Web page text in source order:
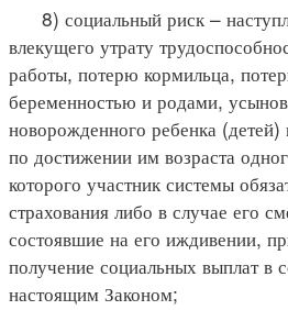
8) социальный риск –
влекущего утрату
работы, потерю кормильца,
беременностью и родами,
новорожденного ребенка
по достижении им возраста
которого участник системы
страхования либо в случае его
состоявшие на его иждивении,
получение социальных выплат в
настоящим Законом;